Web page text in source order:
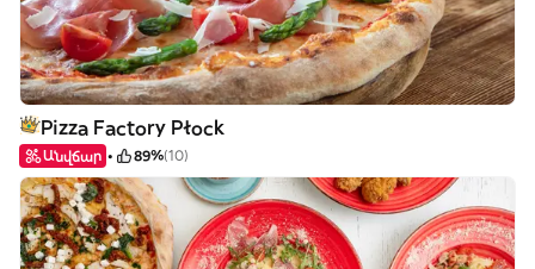
Pizza Factory Płock
Անվճար 89%(10)